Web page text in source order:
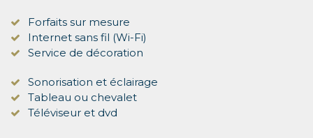
Forfaits sur mesure
Internet sans fil (Wi-Fi)
Service de décoration
Sonorisation et éclairage
Tableau ou chevalet
Téléviseur et dvd